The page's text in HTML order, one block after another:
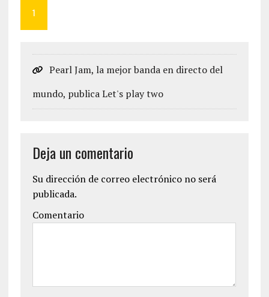
1
Pearl Jam, la mejor banda en directo del
mundo, publica Let's play two
Deja un comentario
Su dirección de correo electrónico no será
publicada.
Comentario